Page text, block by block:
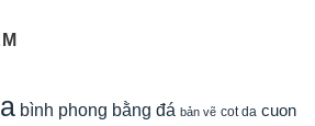
bình phong bằng đá bản vẽ cot da cuon